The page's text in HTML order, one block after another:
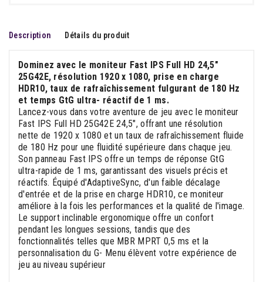
Description Détails du produit
Dominez avec le moniteur Fast IPS Full HD 24,5"
25G42E, résolution 1920 x 1080, prise en charge
HDR10, taux de rafraîchissement fulgurant de 180 Hz
et temps GtG ultra- réactif de 1 ms.
Lancez-vous dans votre aventure de jeu avec le moniteur
Fast IPS Full HD 25G42E 24,5", offrant une résolution
nette de 1920 x 1080 et un taux de rafraîchissement fluide
de 180 Hz pour une fluidité supérieure dans chaque jeu.
Son panneau Fast IPS offre un temps de réponse GtG
ultra-rapide de 1 ms, garantissant des visuels précis et
réactifs. Équipé d'AdaptiveSync, d'un faible décalage
d'entrée et de la prise en charge HDR10, ce moniteur
améliore à la fois les performances et la qualité de l'image.
Le support inclinable ergonomique offre un confort
pendant les longues sessions, tandis que des
fonctionnalités telles que MBR MPRT 0,5 ms et la
personnalisation du G- Menu élèvent votre expérience de
jeu au niveau supérieur